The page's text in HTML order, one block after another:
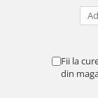
Fii la
din